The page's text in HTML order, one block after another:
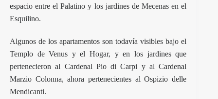
espacio entre el Palatino y los jardines de Mecenas en el
Esquilino.
Algunos de los apartamentos son todavía visibles bajo el
Templo de Venus y el Hogar, y en los jardines que
pertenecieron al Cardenal Pio di Carpi y al Cardenal
Marzio Colonna, ahora pertenecientes al Ospizio delle
Mendicanti.